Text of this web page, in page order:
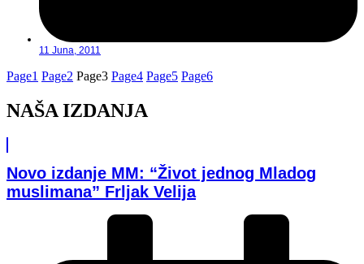
11 Juna, 2011
Page1 Page2 Page3 Page4 Page5 Page6
NAŠA IZDANJA
Novo izdanje MM: “Život jednog Mladog
muslimana” Frljak Velija